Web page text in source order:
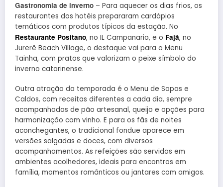
Gastronomia de inverno – Para aquecer os dias frios, os
restaurantes dos hotéis prepararam cardápios
temáticos com produtos típicos da estação. No
Restaurante Positano, no IL Campanario, e o Fajã, no
Jurerê Beach Village, o destaque vai para o Menu
Tainha, com pratos que valorizam o peixe símbolo do
inverno catarinense.
Outra atração da temporada é o Menu de Sopas e
Caldos, com receitas diferentes a cada dia, sempre
acompanhadas de pão artesanal, queijo e opções para
harmonização com vinho. E para os fãs de noites
aconchegantes, o tradicional fondue aparece em
versões salgadas e doces, com diversos
acompanhamentos. As refeições são servidas em
ambientes acolhedores, ideais para encontros em
família, momentos românticos ou jantares com amigos.